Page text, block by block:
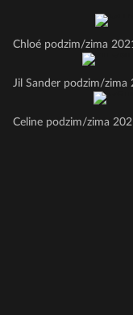
Chloé podzim/zima
Jil Sander podzim/zima
Celine podzim/zima